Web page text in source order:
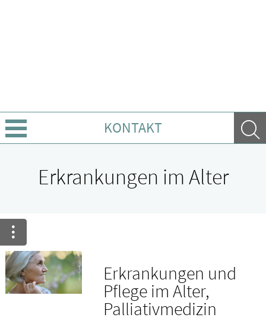
KONTAKT
Ratgeber
Krankheiten & Therapie
WELLNESS
Erkrankungen im Alter
Erkrankungen und
Pflege im Alter,
Palliativmedizin